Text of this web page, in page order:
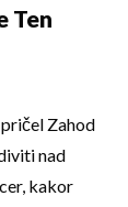
Ten
Zahod
nad
kakor